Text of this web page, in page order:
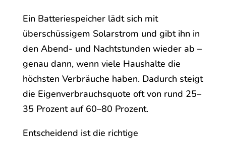
Ein Batteriespeicher lädt sich mit
überschüssigem Solarstrom und gibt ihn in
den Abend- und Nachtstunden wieder ab –
genau dann, wenn viele Haushalte die
höchsten Verbräuche haben. Dadurch steigt
die Eigenverbrauchsquote oft von rund 25–
35 Prozent auf 60–80 Prozent.
Entscheidend ist die richtige